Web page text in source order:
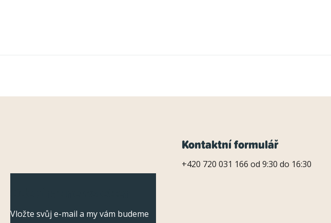
Vložte svůj e-mail a my vám budeme
Kontaktní formulář
+420 720 031 166 od 9:30 do 16:30